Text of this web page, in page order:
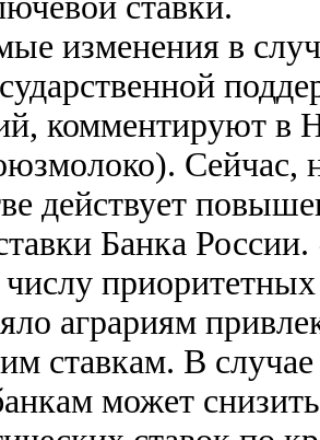
изменения в
комментируют в
Сейчас,
действует
Банка
числу
аграриям
ставкам. В
может